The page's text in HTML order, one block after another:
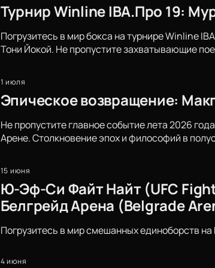
Турнир Winline IBA.Про 19:
Погрузитесь в мир бокса на турнире Winline
Тони Йокой. Не пропустите захватывающие
1 июля
Эпическое возвращение:
Не пропустите главное событие лета 2026
Арене. Столкновение эпох и философий в
15 июня
Ю-Эф-Си Файт Найт (UFC
Белгрейд Арена (Belgrade
Погрузитесь в мир смешанных единоборств
4 июня